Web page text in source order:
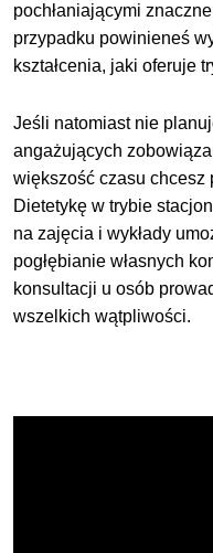
pochłaniającymi
przypadku powinieneś
kształcenia, jaki oferuje
Jeśli natomiast nie
angażujących
większość czasu chcesz
Dietetykę w trybie
na zajęcia i wykłady
pogłębianie własnych
konsultacji u osób
wszelkich wątpliwości.